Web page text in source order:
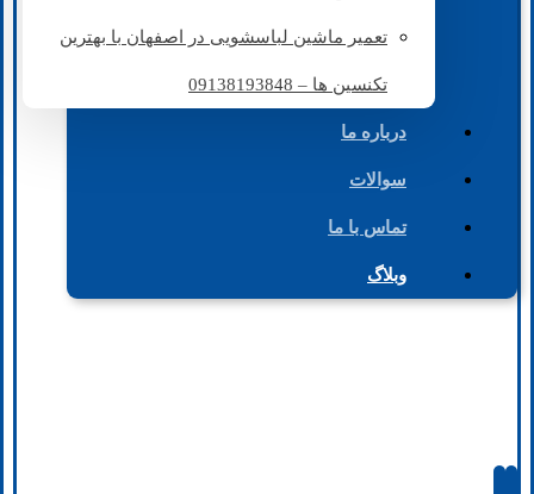
تعمیر ماشین لباسشویی در اصفهان با بهترین
تکنسین ها – 09138193848
درباره ما
سوالات
تماس با ما
وبلاگ